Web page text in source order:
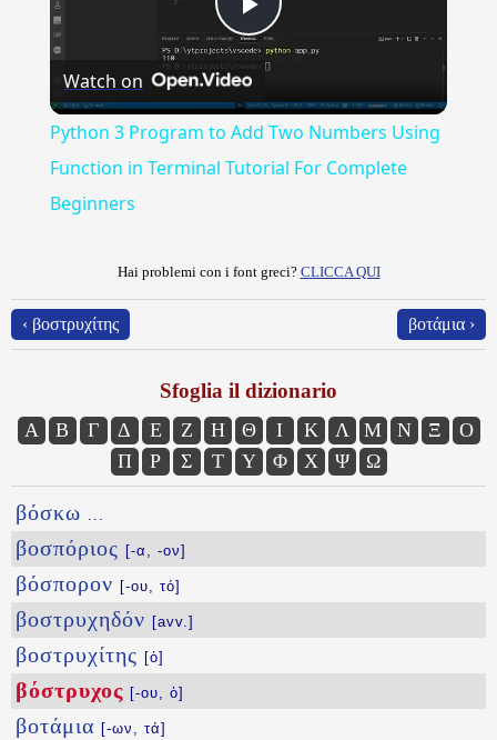
Play
Video
Watch on
Python 3 Program to Add Two Numbers Using
Function in Terminal Tutorial For Complete
Beginners
Hai problemi con i font greci? CLICCA QUI
‹ βοστρυχίτης βοτάμια ›
Sfoglia il dizionario
Α Β Γ Δ Ε Ζ Η Θ Ι Κ Λ Μ Ν Ξ
Ο
Π
Ρ Σ Τ Υ Φ Χ Ψ Ω
βόσκω ...
βοσπόριος [-α, -ον]
βόσπορον [-ου, τό]
βοστρυχηδόν [avv.]
βοστρυχίτης [ὁ]
βόστρυχος [-ου, ὁ]
βοτάμια [-ων, τά]